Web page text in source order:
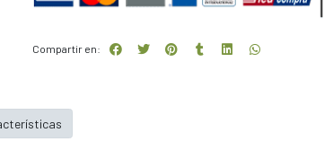
Compartir en: